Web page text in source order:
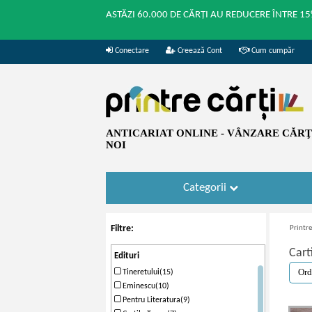
ASTĂZI 60.000 DE CĂRȚI AU REDUCERE ÎNTRE
Conectare Creează Cont Cum cumpăr
ANTICARIAT ONLINE - VÂNZARE
NOI
Categorii
Filtre:
Edituri
Tineretului(15)
Eminescu(10)
Pentru Literatura(9)